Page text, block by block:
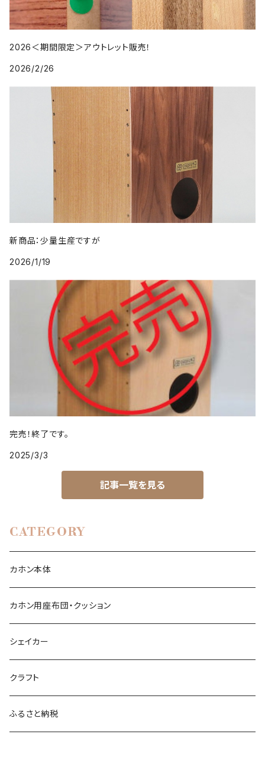
2026＜期間限定＞アウトレット販売！
2026/2/26
新商品：少量生産ですが
2026/1/19
完売！終了です。
2025/3/3
記事一覧を見る
CATEGORY
カホン本体
カホン用座布団・クッション
シェイカー
クラフト
ふるさと納税